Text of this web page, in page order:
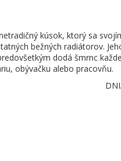
kúsok, ktorý sa
bežných radiátorov.
dodá šmrnc
obývačku alebo pracovňu.